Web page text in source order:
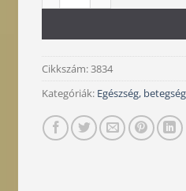
Cikkszám:3834
Kategóriák: Egészség,